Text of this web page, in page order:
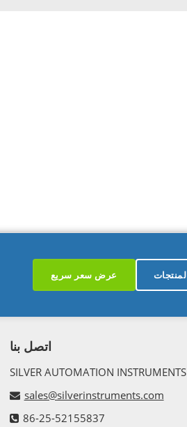
عرض سعر سريع
اتصل بنا
SILVER AUTOMATION INSTRUMENTS
sales@silverinstruments.com
86-25-52155837